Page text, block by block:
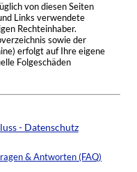
von diesen Seiten
Links verwendete
Rechteinhaber.
sowie der
erfolgt auf Ihre eigene
Folgeschäden
- Datenschutz
& Antworten (FAQ)